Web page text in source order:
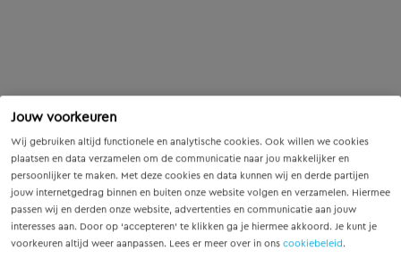
Jouw voorkeuren
Wij gebruiken altijd functionele en analytische cookies. Ook willen we cookies
plaatsen en data verzamelen om de communicatie naar jou makkelijker en
persoonlijker te maken. Met deze cookies en data kunnen wij en derde partijen
jouw internetgedrag binnen en buiten onze website volgen en verzamelen. Hiermee
passen wij en derden onze website, advertenties en communicatie aan jouw
interesses aan. Door op ‘accepteren’ te klikken ga je hiermee akkoord. Je kunt je
voorkeuren altijd weer aanpassen. Lees er meer over in ons cookiebeleid.